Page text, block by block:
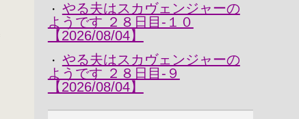
・
やる夫はスカヴェンジャーの
ようです ２８日目-１０
【2026/08/04】
・
やる夫はスカヴェンジャーの
ようです ２８日目-９
【2026/08/04】